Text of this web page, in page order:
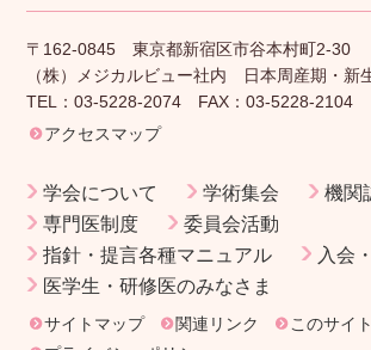
〒162-0845 東京都新宿区市谷本村町2-30
（株）メジカルビュー社内 日本周産期・新
TEL：03-5228-2074 FAX：03-5228-2104
アクセスマップ
学会について 学術集会
機関
専門医制度
委員会活動
指針・提言各種マニュアル
入会
医学生・研修医のみなさま
サイトマップ 関連リンク
このサイ